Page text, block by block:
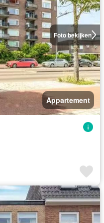
Foto bekijken
Appartement